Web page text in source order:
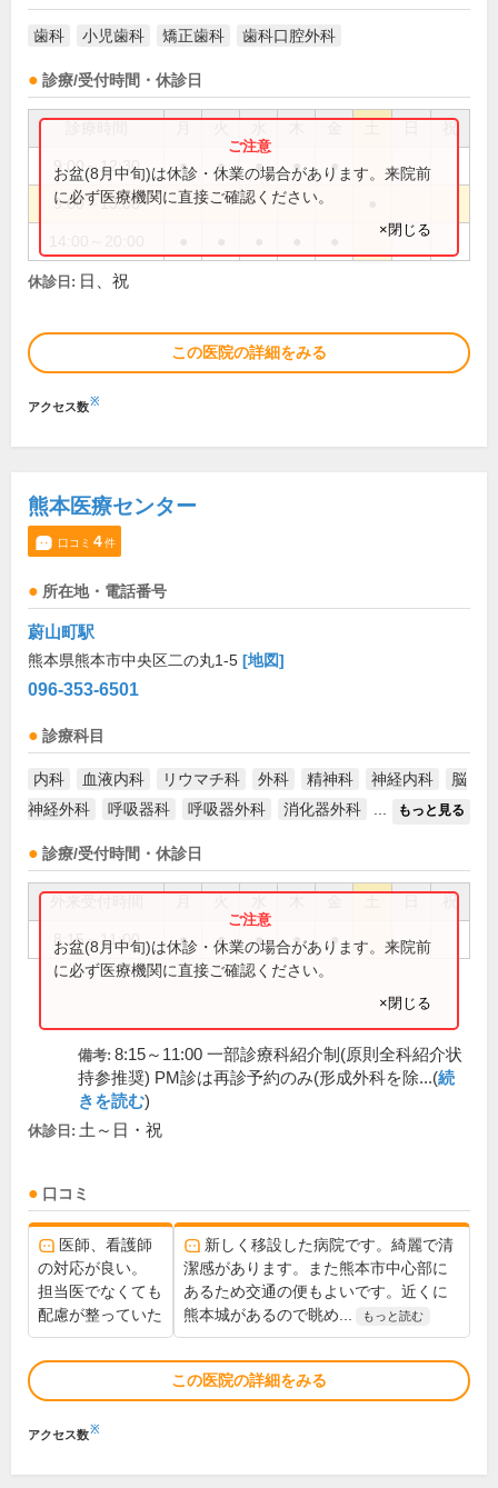
歯科 小児歯科 矯正歯科 歯科口腔外科
診療/受付時間・休診日
祝
9:00～12:30 ● ● ● ● ●
9:00～13:00
お盆(8月中旬)は休診・休業の場合があります。来院前
に必ず医療機関に直接ご確認ください。
×閉じる
休診日: 日、祝
この医院の詳細をみる
アクセス数※
熊本医療センター
口コミ 4件
所在地・電話番号
蔚山町駅
熊本県熊本市中央区二の丸1-5 [地図]
096-353-6501
診療科目
内科 血液内科 リウマチ科 外科 精神科 神経内科
脳
神経外科
呼吸器科 呼吸器外科 消化器外科 もっと見る
診療/受付時間・休診日
祝
8:15～11:00 ● ● ● ● ●
お盆(8月中旬)は休診・休業の場合があります。来院前
に必ず医療機関に直接ご確認ください。
×閉じる
備考: 8:15～11:00 一部診療科紹介制(原則全科紹介状
持参推奨) PM診は再診予約のみ(形成外科を除...(続
きを読む)
休診日: 土～日・祝
口コミ
医師、看護師
の対応が良い。
担当医でなくても
配慮が整っていた
新しく移設した病院です。綺麗で清
潔感があります。また熊本市中心部に
あるため交通の便もよいです。近くに
熊本城があるので眺め...
もっと読む
この医院の詳細をみる
アクセス数※